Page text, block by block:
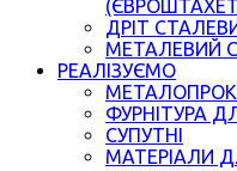
ДРІТ
МЕТАЛЕВИЙ
РЕАЛІЗУЄМО
ФУРНІТУРА
СУПУТНІ
МАТЕРІАЛИ